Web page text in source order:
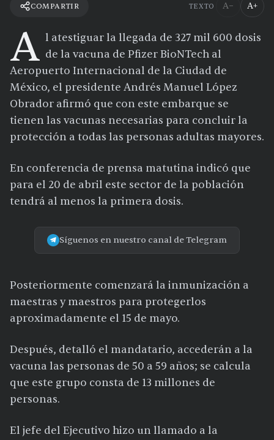
COMPARTIR TEXTO A− A+
A l atestiguar la llegada de 327 mil 600 dosis
de la vacuna de Pfizer BioNTech al
Aeropuerto Internacional de la Ciudad de
México, el presidente Andrés Manuel López
Obrador afirmó que con este embarque se
tienen las vacunas necesarias para concluir la
protección a todas las personas adultas mayores.
En conferencia de prensa matutina indicó que
para el 20 de abril este sector de la población
tendrá al menos la primera dosis.
Síguenos en nuestro canal de Telegram
Posteriormente comenzará la inmunización a
maestras y maestros para protegerlos
aproximadamente el 15 de mayo.
Después, detalló el mandatario, accederán a la
vacuna las personas de 50 a 59 años; se calcula
que este grupo consta de 13 millones de
personas.
El jefe del Ejecutivo hizo un llamado a la